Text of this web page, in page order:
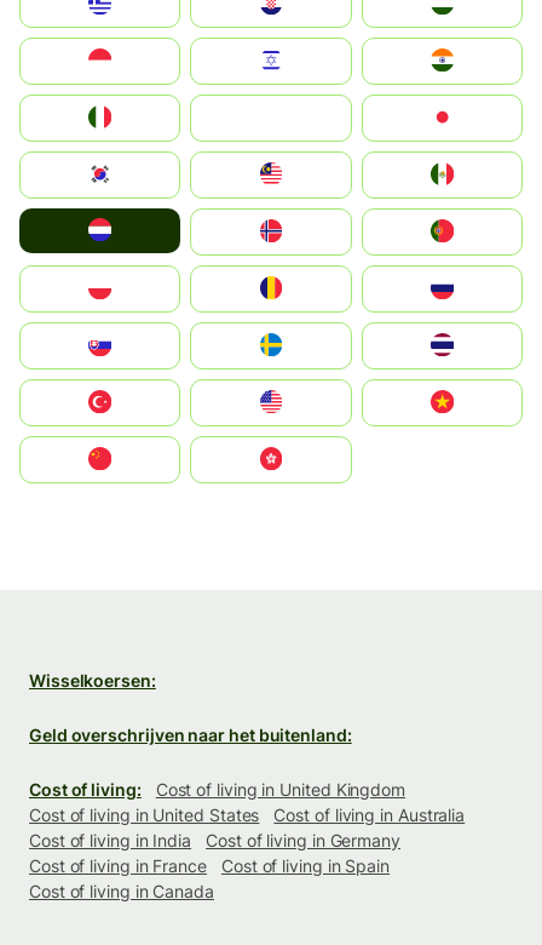
South Korea
United States
中國香港特別行政區
Wisselkoersen:
Geld overschrijven naar het buitenland:
Cost of living:
Cost of living in United Kingdom
Cost of living in United States
Cost of living in Australia
Cost of living in India
Cost of living in Germany
Cost of living in France
Cost of living in Spain
Cost of living in Canada